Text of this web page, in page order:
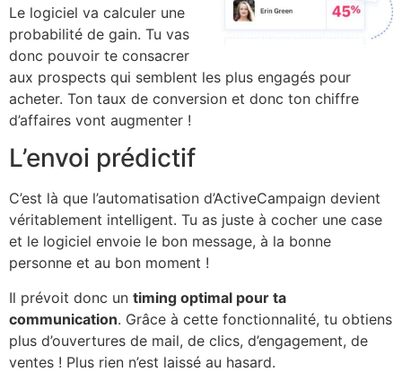
Le logiciel va calculer une
probabilité de gain. Tu vas
donc pouvoir te consacrer
aux prospects qui semblent les plus engagés pour
acheter. Ton taux de conversion et donc ton chiffre
d’affaires vont augmenter !
L’envoi prédictif
C’est là que l’automatisation d’ActiveCampaign devient
véritablement intelligent. Tu as juste à cocher une case
et le logiciel envoie le bon message, à la bonne
personne et au bon moment !
Il prévoit donc un timing optimal pour ta
communication. Grâce à cette fonctionnalité, tu obtiens
plus d’ouvertures de mail, de clics, d’engagement, de
ventes ! Plus rien n’est laissé au hasard.